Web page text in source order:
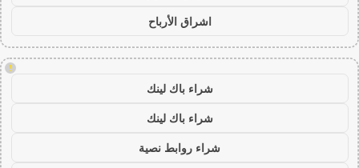
اشراق الأرباح
!
شراء باك لينك
شراء باك لينك
شراء روابط نصية